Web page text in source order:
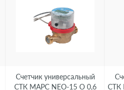
Счетчик универсальный
СТК МАРС NEO-15 О 0,6
СТК